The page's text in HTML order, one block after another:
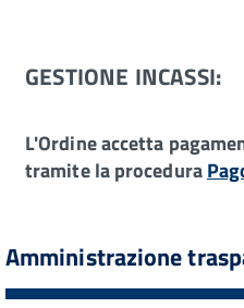
GESTIONE INCASSI:
L'Ordine accetta
tramite la procedura
Amministrazione